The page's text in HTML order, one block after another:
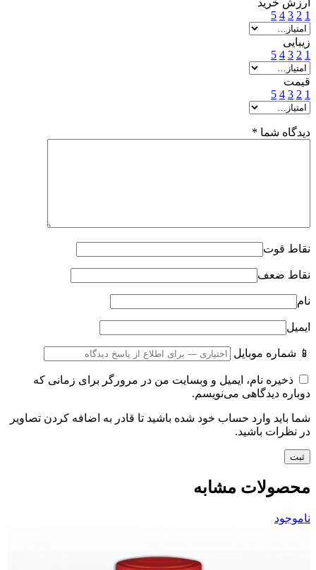
1
2
3
4
5
زیبایی
1
2
3
4
5
قیمت
1
2
3
4
5
دیدگاه شما *
نقاط قوت
نقاط ضعف
نام
ایمیل
📱 شماره موبایل
ذخیره نام، ایمیل و وبسایت من در مرورگر برای زمانی که
دوباره دیدگاهی می‌نویسم.
شما باید وارد حساب خود شده باشید تا قادر به اضافه کردن تصاویر
در نظرات باشید.
محصولات مشابه
ناموجود